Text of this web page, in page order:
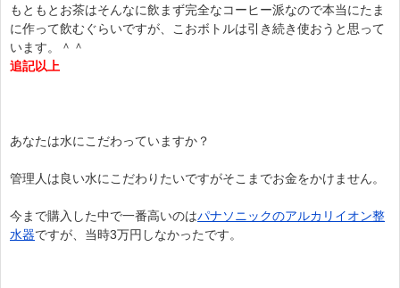
もともとお茶はそんなに飲まず完全なコーヒー派なので本当にたま
に作って飲むぐらいですが、こおボトルは引き続き使おうと思って
います。＾＾
追記以上
あなたは水にこだわっていますか？
管理人は良い水にこだわりたいですがそこまでお金をかけません。
今まで購入した中で一番高いのはパナソニックのアルカリイオン整
水器ですが、当時3万円しなかったです。